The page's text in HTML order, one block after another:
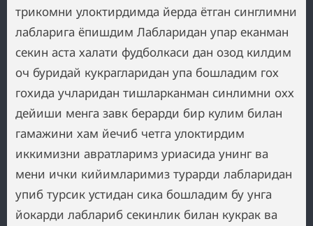
трикомни улоктирдимда йерда ётган синглимни
лабларига ёпишдим Лабларидан упар еканман
секин аста халати фудболкаси дан озод килдим
оч буридай кукрагларидан упа бошладим гох
гохида учларидан тишларканман синлимни охх
дейиши менга завк берарди бир кулим билан
гамажини хам йечиб четга улоктирдим
иккимизни авратларимз уриасида унинг ва
мени ички кийимларимиз турарди лабларидан
упиб турсик устидан сика бошладим бу унга
йокарди лаблариб секинлик билан кукрак ва